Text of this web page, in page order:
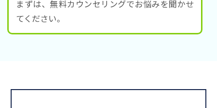
まずは、無料カウンセリングでお悩みを聞かせ
てください。